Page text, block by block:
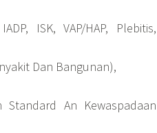
ISK, VAP/HAP, Plebitis,
Dan Bangunan),
Standard An Kewaspadaan